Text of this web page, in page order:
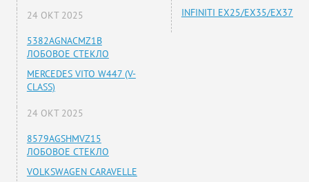
24 ОКТ 2025
5382AGNACMZ1B
ЛОБОВОЕ СТЕКЛО
MERCEDES VITO W447 (V-
CLASS)
24 ОКТ 2025
8579AGSHMVZ15
ЛОБОВОЕ СТЕКЛО
VOLKSWAGEN CARAVELLE
INFINITI EX25/EX35/EX37